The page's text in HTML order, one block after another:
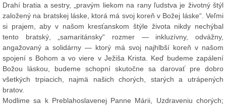
Drahí bratia a sestry, „pravým liekom na rany ľudstva je životný štýl
založený na bratskej láske, ktorá má svoj koreň v Božej láske“. Veľmi
si prajem, aby v našom kresťanskom štýle života nikdy nechýbal
tento bratský, „samaritánsky“ rozmer — inkluzívny, odvážny,
angažovaný a solidárny — ktorý má svoj najhlbší koreň v našom
spojení s Bohom a vo viere v Ježiša Krista. Keď budeme zapálení
Božou láskou, budeme schopní skutočne sa darovať pre dobro
všetkých trpiacich, najmä našich chorých, starých a utrápených
bratov.
Modlime sa k Preblahoslavenej Panne Márii, Uzdraveniu chorých;